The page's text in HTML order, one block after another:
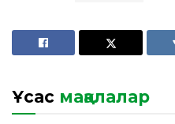
Ұқсас мақалалар